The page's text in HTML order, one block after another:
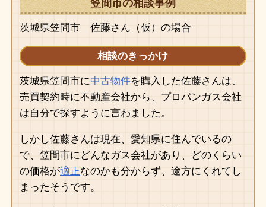
笠間市の相談事例
茨城県笠間市 佐藤さん（仮）の場合
相談のきっかけ
茨城県笠間市に中古物件を購入した佐藤さんは、
売買契約時に不動産会社から、プロパンガス会社
は自分で探すように言わました。
しかし佐藤さんは現在、愛知県に住んでいるの
で、笠間市にどんなガス会社があり、どのくらい
の価格が適正なのかも分からず、途方にくれてし
まったそうです。